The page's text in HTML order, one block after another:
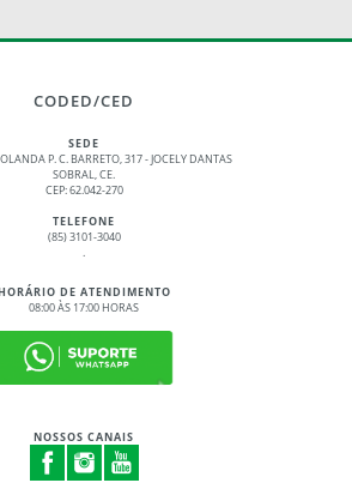
CODED/CED
SEDE
P. C. BARRETO, 317 - JOCELY DANTAS
SOBRAL, CE.
CEP: 62.042-270
TELEFONE
(85) 3101-3040
.
DE ATENDIMENTO
08:00 ÀS 17:00 HORAS
NOSSOS CANAIS